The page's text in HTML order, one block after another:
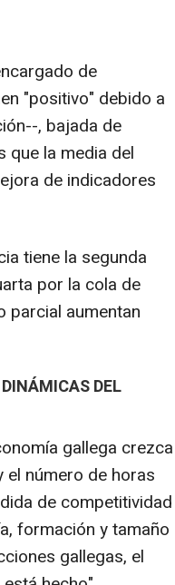
de
"positivo" debido a
, bajada de
que la media del
de indicadores
tiene la segunda
por la cola de
parcial aumentan
DEL
gallega crezca
el número de horas
de competitividad
formación y tamaño
gallegas, el